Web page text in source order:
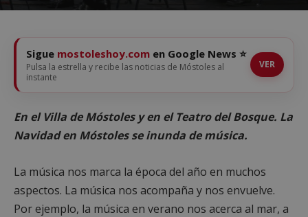
Sigue mostoleshoy.com en Google News ⭐
Pulsa la estrella y recibe las noticias de Móstoles al
instante
VER
En el Villa de Móstoles y en el Teatro del Bosque. La
Navidad en Móstoles se inunda de música.
La música nos marca la época del año en muchos
aspectos. La música nos acompaña y nos envuelve.
Por ejemplo, la música en verano nos acerca al mar, a